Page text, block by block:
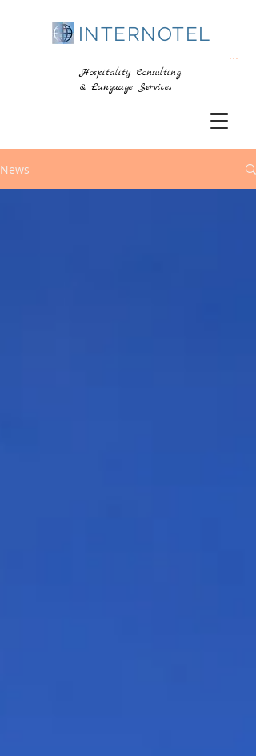
Hospitality Consulting
& Language Services
...
INTERNOTEL
News